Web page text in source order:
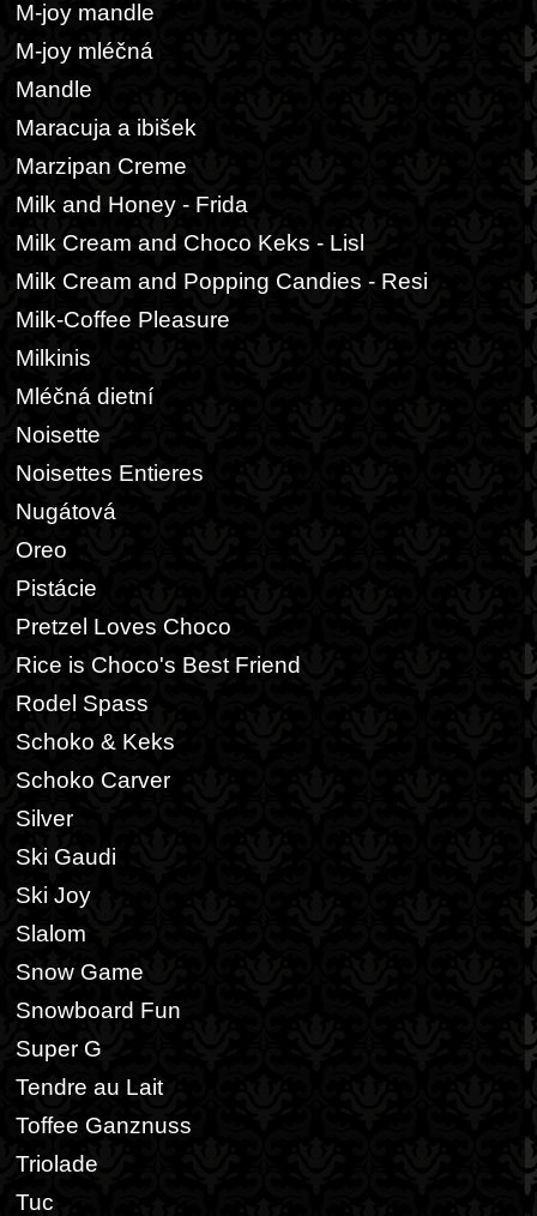
M-joy mandle
M-joy mléčná
Mandle
Maracuja a ibišek
Marzipan Creme
Milk and Honey - Frida
Milk Cream and Choco Keks - Lisl
Milk Cream and Popping Candies - Resi
Milk-Coffee Pleasure
Milkinis
Mléčná dietní
Noisette
Noisettes Entieres
Nugátová
Oreo
Pistácie
Pretzel Loves Choco
Rice is Choco's Best Friend
Rodel Spass
Schoko & Keks
Schoko Carver
Silver
Ski Gaudi
Ski Joy
Slalom
Snow Game
Snowboard Fun
Super G
Tendre au Lait
Toffee Ganznuss
Triolade
Tuc